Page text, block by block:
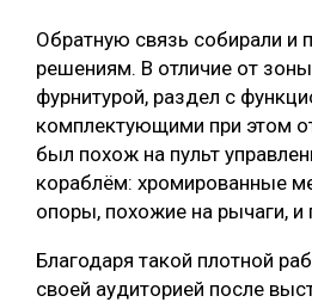
Обратную связь собирали и
решениям. В отличие от
фурнитурой, раздел с
комплектующими при этом
был похож на пульт
кораблём: хромированные
опоры, похожие на рычаги, и
Благодаря такой плотной
своей аудиторией после